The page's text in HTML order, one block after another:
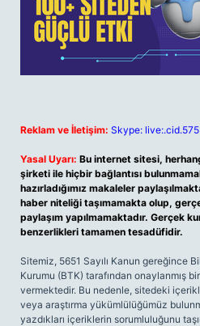
Reklam ve İletişim: Skype:
Yasal Uyarı: Bu internet sitesi,
şirketi ile hiçbir bağlantısı
hazırladığımız makaleler
haber niteliği taşımamakta olup,
paylaşım yapılmamaktadır. Gerçek
benzerlikleri tamamen tesadüfidir.
Sitemiz, 5651 Sayılı Kanun gereğince
Kurumu (BTK) tarafından onaylanmış
vermektedir. Bu nedenle, sitedeki
veya araştırma yükümlülüğümüz
yazdıkları içeriklerin sorumluluğunu